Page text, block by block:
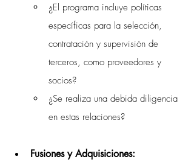
¿El programa incluye políticas
específicas para la selección,
contratación y supervisión de
terceros, como proveedores y
socios?
¿Se realiza una debida diligencia
en estas relaciones?
Fusiones y Adquisiciones: